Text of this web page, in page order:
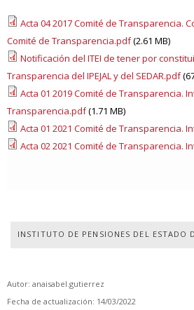
Acta 04 2017 Comité de Transparencia.
Comité de Transparencia.pdf(2.61 MB)
Notificación del ITEI de tener por
Transparencia del IPEJAL y del SEDAR.pdf
Acta 01 2019 Comité de Transparencia.
Transparencia.pdf(1.71 MB)
Acta 01 2021 Comité de Transparencia.
Acta 02 2021 Comité de Transparencia.
INSTITUTO DE PENSIONES DEL ESTADO
Autor: anaisabel.gutierrez
Fecha de actualización: 14/03/2022